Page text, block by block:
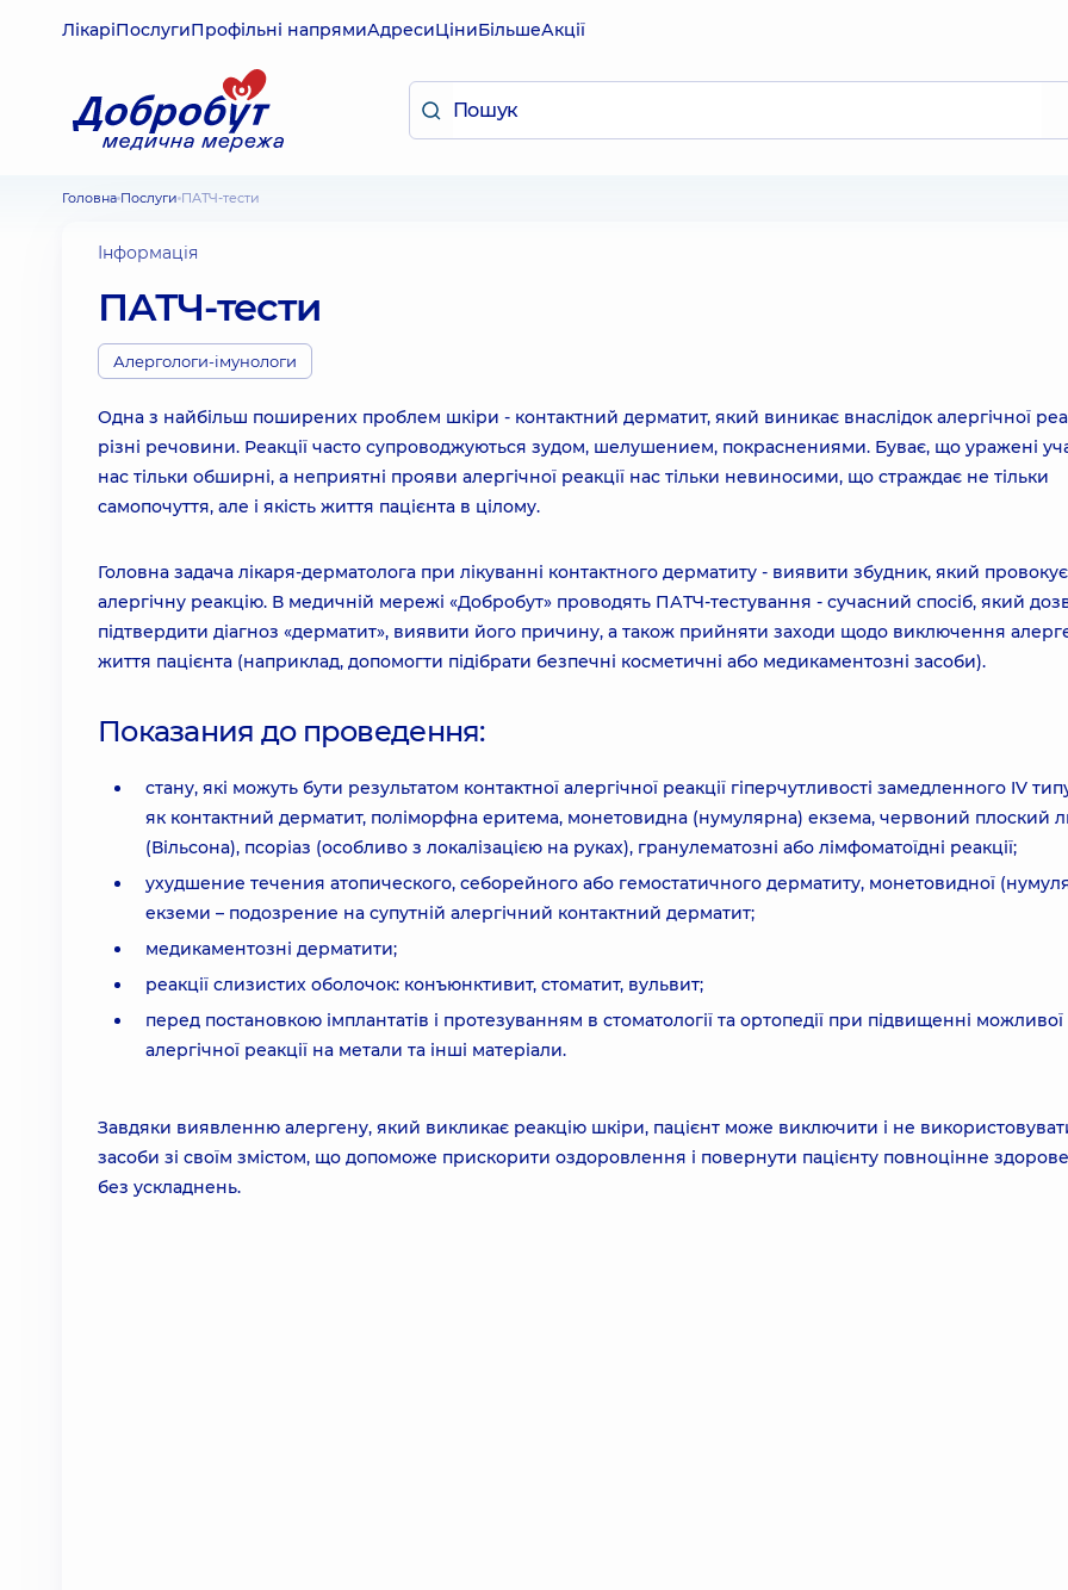
ЛікаріПослугиПрофільні напрямиАдресиЦіниБільшеАкції
Головна Послуги ПАТЧ-тести
Інформація
ПАТЧ-тести
Алергологи-імунологи
Одна з найбільш поширених проблем шкіри - контактний дерматит, який виникає внаслідок алергічної
різні речовини. Реакції часто супроводжуються зудом, шелушением, покраснениями. Буває, що уражені
нас тільки обширні, а неприятні прояви алергічної реакції нас тільки невиносими, що страждає не тільки
самопочуття, але і якість життя пацієнта в цілому.
Головна задача лікаря-дерматолога при лікуванні контактного дерматиту - виявити збудник, який провокує
алергічну реакцію. В медичній мережі «Добробут» проводять ПАТЧ-тестування - сучасний спосіб, який
підтвердити діагноз «дерматит», виявити його причину, а також прийняти заходи щодо виключення
життя пацієнта (наприклад, допомогти підібрати безпечні косметичні або медикаментозні засоби).
Показания до проведення:
стану, які можуть бути результатом контактної алергічної реакції гіперчутливості замедленного IV
як контактний дерматит, поліморфна еритема, монетовидна (нумулярна) екзема, червоний плоский
(Вільсона), псоріаз (особливо з локалізацією на руках), гранулематозні або лімфоматоїдні реакції;
ухудшение течения атопического, себорейного або гемостатичного дерматиту, монетовидної
екземи – подозрение на супутній алергічний контактний дерматит;
медикаментозні дерматити;
реакції слизистих оболочок: конъюнктивит, стоматит, вульвит;
перед постановкою імплантатів і протезуванням в стоматології та ортопедії при підвищенні можливої ​​
алергічної реакції на метали та інші матеріали.
Завдяки виявленню алергену, який викликає реакцію шкіри, пацієнт може виключити і не
засоби зі своїм змістом, що допоможе прискорити оздоровлення і повернути пацієнту повноцінне
без ускладнень.